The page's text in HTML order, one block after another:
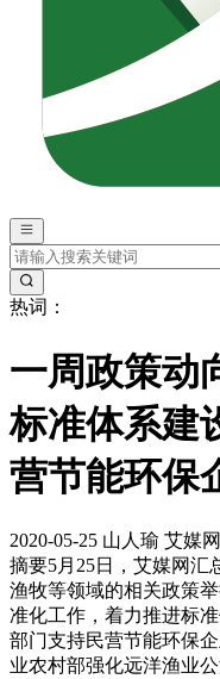
热词：
一周政策动
标准体系建
营节能环保
2020-05-25 山人瑜 艾媒网
摘要5月25日，艾媒网汇
渔牧等领域的相关政策
准化工作，着力推进标
部门支持民营节能环保
业农村部强化远洋渔业